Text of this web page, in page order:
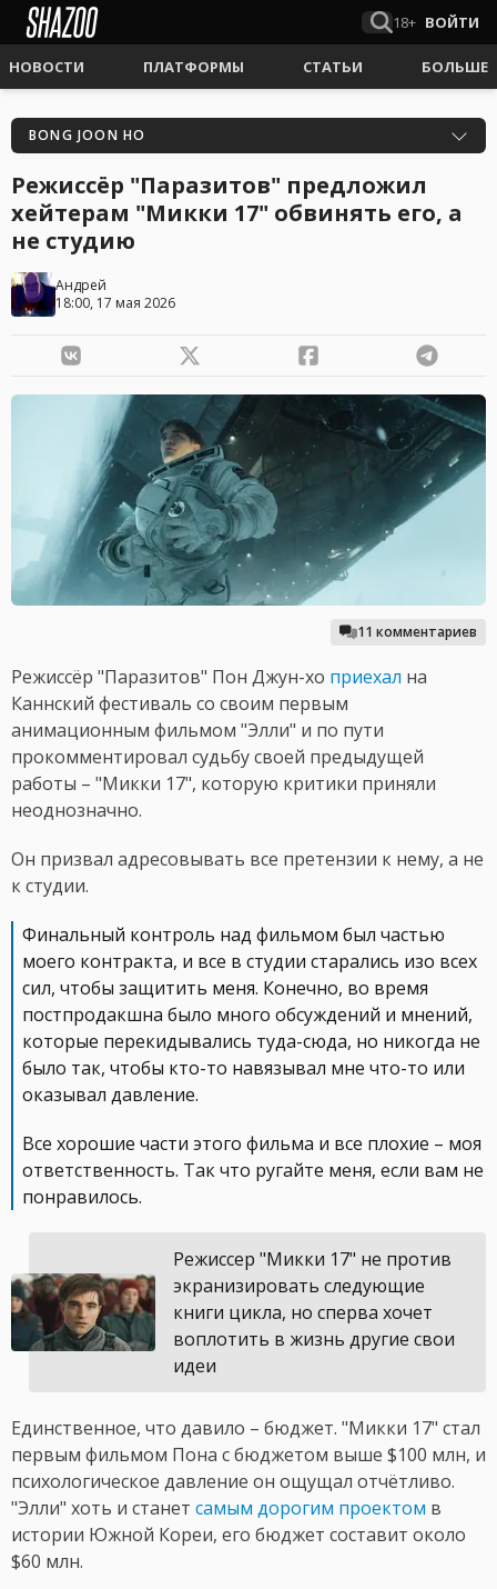
18+ ВОЙТИ
НОВОСТИ ПЛАТФОРМЫ СТАТЬИ БОЛЬШЕ
BONG JOON HO
Режиссёр "Паразитов" предложил
хейтерам "Микки 17" обвинять его, а
не студию
Андрей
18:00, 17 мая 2026
11 комментариев
Режиссёр "Паразитов" Пон Джун-хо приехал на
Каннский фестиваль со своим первым
анимационным фильмом "Элли" и по пути
прокомментировал судьбу своей предыдущей
работы – "Микки 17", которую критики приняли
неоднозначно.
Он призвал адресовывать все претензии к нему, а не
к студии.
Финальный контроль над фильмом был частью
моего контракта, и все в студии старались изо всех
сил, чтобы защитить меня. Конечно, во время
постпродакшна было много обсуждений и мнений,
которые перекидывались туда-сюда, но никогда не
было так, чтобы кто-то навязывал мне что-то или
оказывал давление.
Все хорошие части этого фильма и все плохие – моя
ответственность. Так что ругайте меня, если вам не
понравилось.
Режиссер "Микки 17" не против
экранизировать следующие
книги цикла, но сперва хочет
воплотить в жизнь другие свои
идеи
Единственное, что давило – бюджет. "Микки 17" стал
первым фильмом Пона с бюджетом выше $100 млн, и
психологическое давление он ощущал отчётливо.
"Элли" хоть и станет самым дорогим проектом в
истории Южной Кореи, его бюджет составит около
$60 млн.